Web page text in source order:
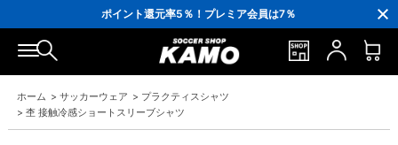
ポイント還元率5％！プレミア会員は7％
会員の方にはお誕生月に「10％OFFクーポン」プレゼント！
16,000円(税込)以上でシューズケースプレゼント！
3,300円(税込)以上で送料無料！
ホーム > サッカーウェア > プラクティスシャツ
> 杢 接触冷感ショートスリーブシャツ